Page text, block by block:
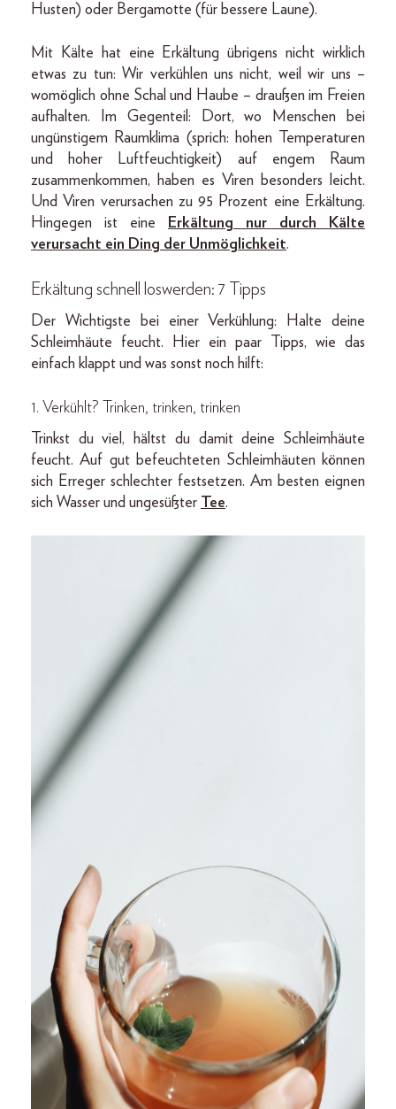
Husten) oder Bergamotte (für bessere Laune).
Mit Kälte hat eine Erkältung übrigens nicht wirklich
etwas zu tun: Wir verkühlen uns nicht, weil wir uns –
womöglich ohne Schal und Haube – draußen im Freien
aufhalten. Im Gegenteil: Dort, wo Menschen bei
ungünstigem Raumklima (sprich: hohen Temperaturen
und hoher Luftfeuchtigkeit) auf engem Raum
zusammenkommen, haben es Viren besonders leicht.
Und Viren verursachen zu 95 Prozent eine Erkältung.
Hingegen ist eine
Erkältung nur durch Kälte
verursacht ein Ding der Unmöglichkeit.
Erkältung schnell loswerden: 7 Tipps
Der Wichtigste bei einer Verkühlung: Halte deine
Schleimhäute feucht. Hier ein paar Tipps, wie das
einfach klappt und was sonst noch hilft:
1. Verkühlt? Trinken, trinken, trinken
Trinkst du viel, hältst du damit deine Schleimhäute
feucht. Auf gut befeuchteten Schleimhäuten können
sich Erreger schlechter festsetzen. Am besten eignen
sich Wasser und ungesüßter Tee.